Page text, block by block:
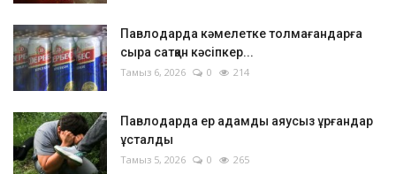
Павлодарда кәмелетке толмағандарға
сыра сатқан кәсіпкер...
Тамыз 6, 2026 0 214
Павлодарда ер адамды аяусыз ұрғандар
ұсталды
Тамыз 5, 2026 0 265